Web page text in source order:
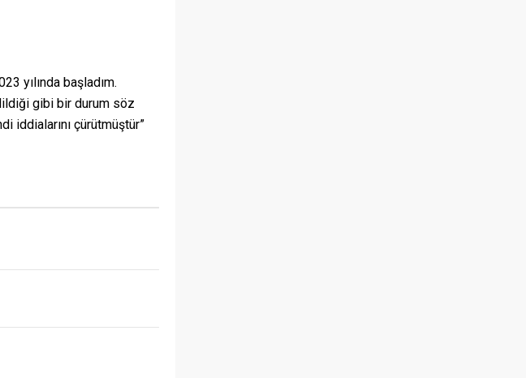
yılında başladım.
gibi bir durum söz
iddialarını çürütmüştür”